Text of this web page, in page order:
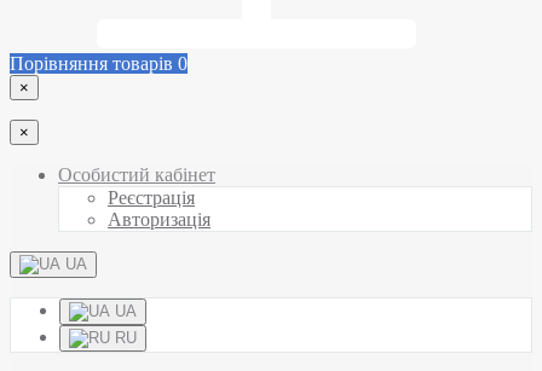
Порівняння товарів 0
×
×
Особистий кабінет
Реєстрація
Авторизація
UA
UA
RU